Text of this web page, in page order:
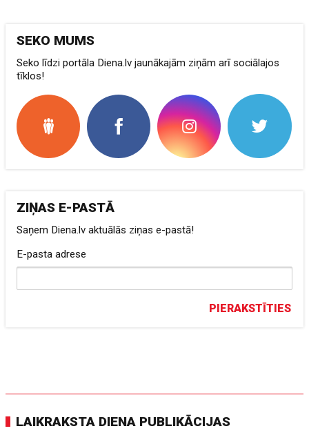
SEKO MUMS
Seko līdzi portāla Diena.lv jaunākajām ziņām arī sociālajos
tīklos!
ZIŅAS E-PASTĀ
Saņem Diena.lv aktuālās ziņas e-pastā!
E-pasta adrese
PIERAKSTĪTIES
LAIKRAKSTA DIENA PUBLIKĀCIJAS